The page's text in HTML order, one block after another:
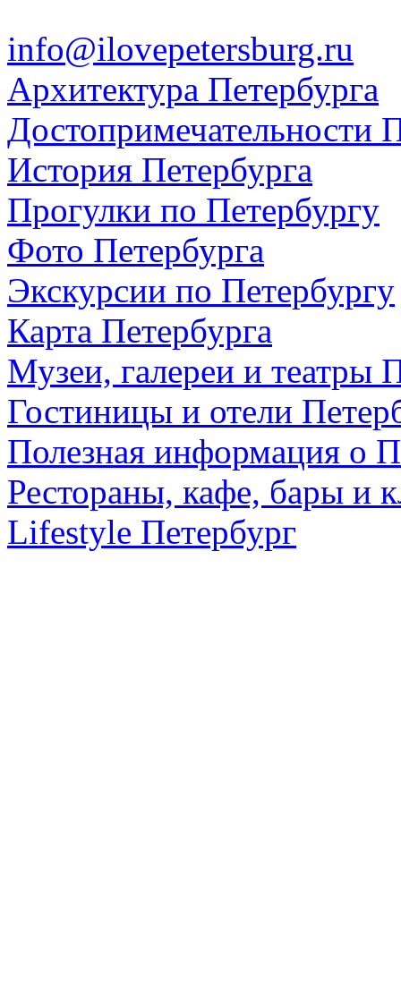
info@ilovepetersburg.ru
Архитектура Петербурга
Достопримечательности
История Петербурга
Прогулки по Петербургу
Фото Петербурга
Экскурсии по Петербургу
Карта Петербурга
Музеи, галереи и театры
Гостиницы и отели
Полезная информация о
Рестораны, кафе, бары и
Lifestyle Петербург